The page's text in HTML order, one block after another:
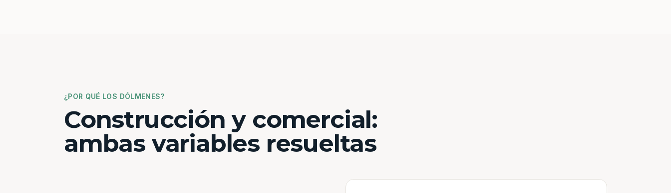
¿POR QUÉ LOS DÓLMENES?
Construcción y comercial:
ambas variables resueltas